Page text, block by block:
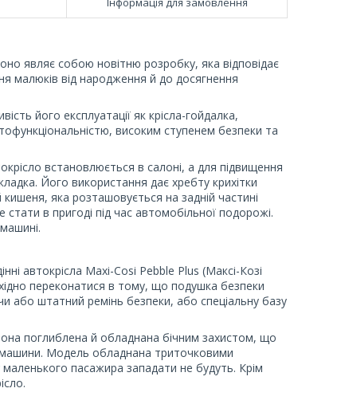
являє собою новітню розробку, яка відповідає
малюків від народження й до досягнення
його експлуатації як крісла-гойдалка,
високим ступенем безпеки та
встановлюється в салоні, а для підвищення
Його використання дає хребту крихітки
яка розташовується на задній частині
в пригоді під час автомобільної подорожі.
автокрісла Maxi-Cosi Pebble Plus (Максі-Козі
переконатися в тому, що подушка безпеки
штатний ремінь безпеки, або спеціальну базу
поглиблена й обладнана бічним захистом, що
машини. Модель обладнана триточковими
пасажира западати не будуть. Крім